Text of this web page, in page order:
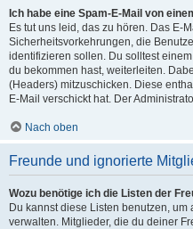
Ich habe eine Spam-E-Mail von
Es tut uns leid, das zu hören. Das E-
Sicherheitsvorkehrungen, die
identifizieren sollen. Du solltest
du bekommen hast, weiterleiten.
(Headers) mitzuschicken. Diese
E-Mail verschickt hat. Der
Nach oben
Freunde und ignorierte
Wozu benötige ich die Listen der
Du kannst diese Listen benutzen,
verwalten. Mitglieder, die du deiner